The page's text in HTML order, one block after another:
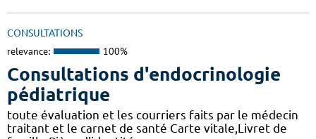
CONSULTATIONS
relevance: 100%
Consultations d'endocrinologie
pédiatrique
toute évaluation et les courriers faits par le médecin
traitant et le carnet de santé Carte vitale,Livret de